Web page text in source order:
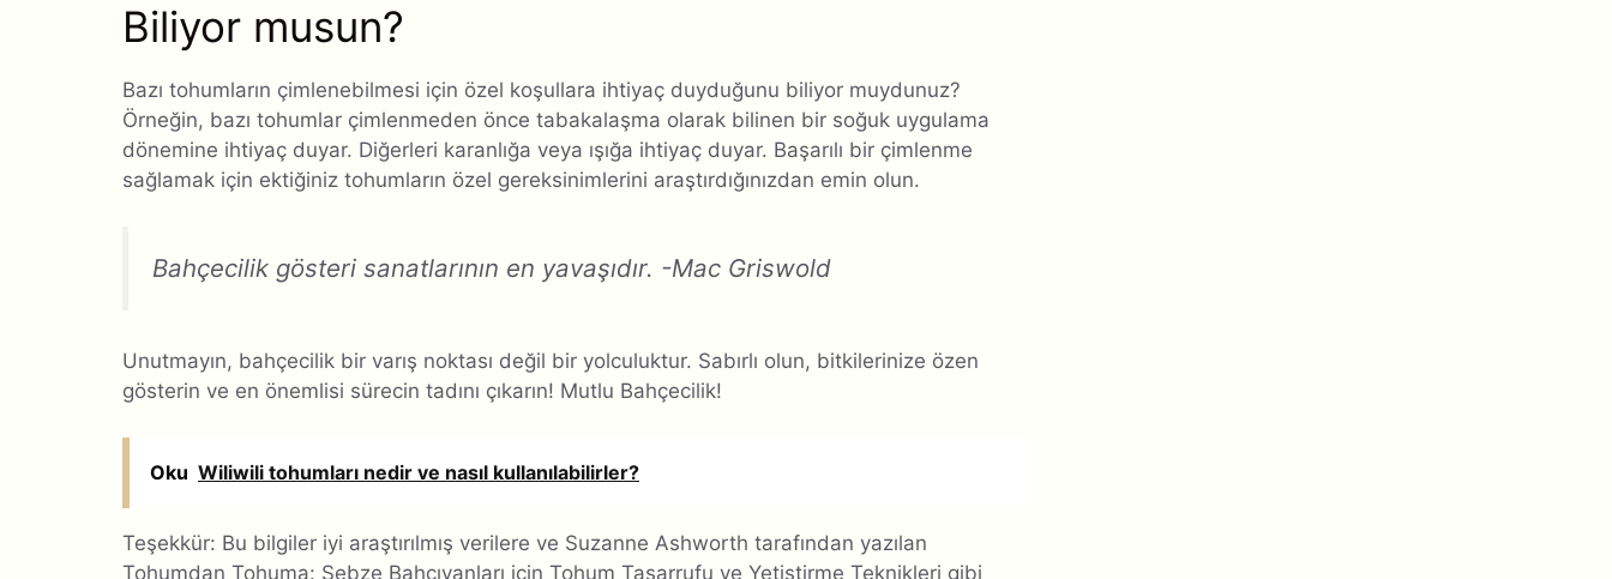
Biliyor musun?
Bazı tohumların çimlenebilmesi için özel koşullara ihtiyaç duyduğunu biliyor muydunuz?
Örneğin, bazı tohumlar çimlenmeden önce tabakalaşma olarak bilinen bir soğuk uygulama
dönemine ihtiyaç duyar. Diğerleri karanlığa veya ışığa ihtiyaç duyar. Başarılı bir çimlenme
sağlamak için ektiğiniz tohumların özel gereksinimlerini araştırdığınızdan emin olun.
Bahçecilik gösteri sanatlarının en yavaşıdır. -Mac Griswold
Unutmayın, bahçecilik bir varış noktası değil bir yolculuktur. Sabırlı olun, bitkilerinize özen
gösterin ve en önemlisi sürecin tadını çıkarın! Mutlu Bahçecilik!
Oku Wiliwili tohumları nedir ve nasıl kullanılabilirler?
Teşekkür: Bu bilgiler iyi araştırılmış verilere ve Suzanne Ashworth tarafından yazılan
Tohumdan Tohuma: Sebze Bahçıvanları için Tohum Tasarrufu ve Yetiştirme Teknikleri gibi